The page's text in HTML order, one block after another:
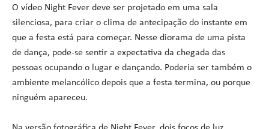
O vídeo Night Fever deve ser projetado em uma sala
silenciosa, para criar o clima de antecipação do instante em
que a festa está para começar. Nesse diorama de uma pista
de dança, pode-se sentir a expectativa da chegada das
pessoas ocupando o lugar e dançando. Poderia ser também o
ambiente melancólico depois que a festa termina, ou porque
ninguém apareceu.